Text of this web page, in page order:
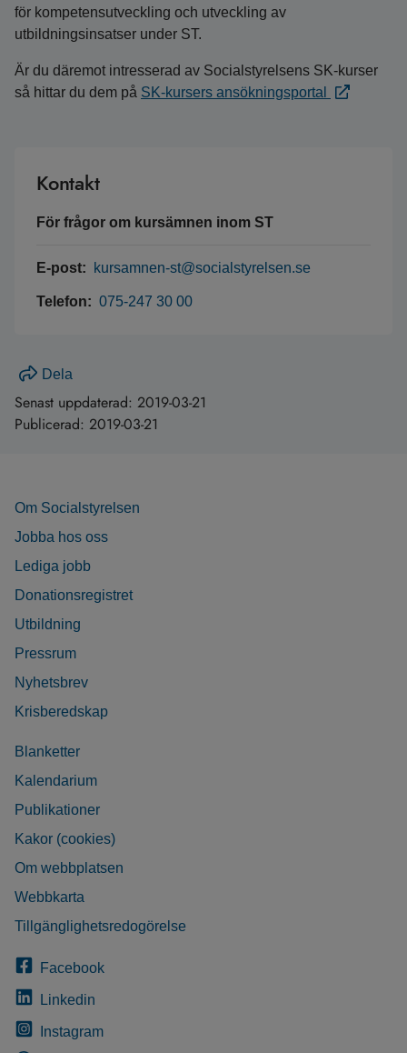
för kompetensutveckling och utveckling av
utbildningsinsatser under ST.
Är du däremot intresserad av Socialstyrelsens SK-kurser
så hittar du dem på SK-kursers ansökningsportal
Kontakt
För frågor om kursämnen inom ST
E-post: kursamnen-st@socialstyrelsen.se
Telefon: 075-247 30 00
Dela
Senast uppdaterad: 2019-03-21
Publicerad: 2019-03-21
Om Socialstyrelsen
Jobba hos oss
Lediga jobb
Donationsregistret
Utbildning
Pressrum
Nyhetsbrev
Krisberedskap
Blanketter
Kalendarium
Publikationer
Kakor (cookies)
Om webbplatsen
Webbkarta
Tillgänglighetsredogörelse
Facebook
Linkedin
Instagram